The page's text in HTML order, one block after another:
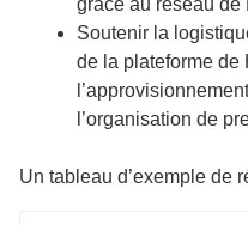
Soutenir la
de la plateforme de
l’organisation de
Un tableau d’exemple de